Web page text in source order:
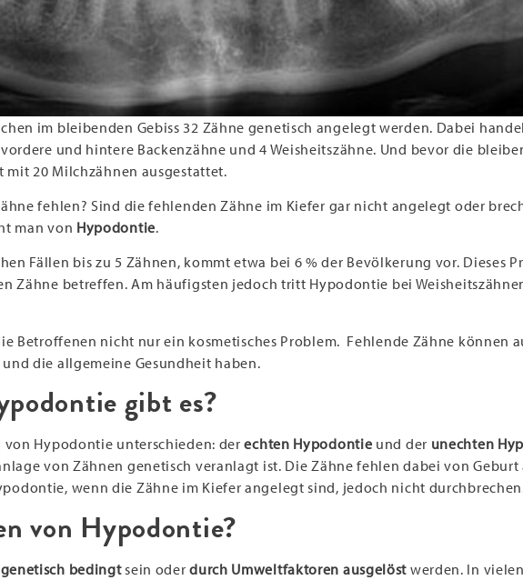
im bleibenden Gebiss 32 Zähne genetisch angelegt werden. Dabei
und hintere Backenzähne und 4 Weisheitszähne. Und bevor die
20 Milchzähnen ausgestattet.
fehlen? Sind die fehlenden Zähne im Kiefer gar nicht angelegt oder
man von Hypodontie.
Fällen bis zu 5 Zähnen, kommt etwa bei 6 % der Bevölkerung vor. Dieses
Zähne betreffen. Am häufigsten jedoch tritt Hypodontie bei
Betroffenen nicht nur ein kosmetisches Problem. Fehlende Zähne können
die allgemeine Gesundheit haben.
gibt es?
von Hypodontie unterschieden: derechten Hypodontie und der unechten
von Zähnen genetisch veranlagt ist. Die Zähne fehlen dabei von Geburt
wenn die Zähne im Kiefer angelegt sind, jedoch nicht
von Hypodontie?
genetisch bedingtsein oderdurch Umweltfaktoren ausgelöst werden. In